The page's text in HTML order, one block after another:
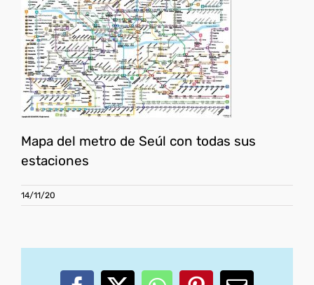
Mapa del metro de Seúl con todas sus
estaciones
14/11/20